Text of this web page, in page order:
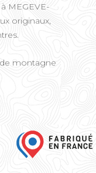
MEGEVE-
originaux,
de montagne